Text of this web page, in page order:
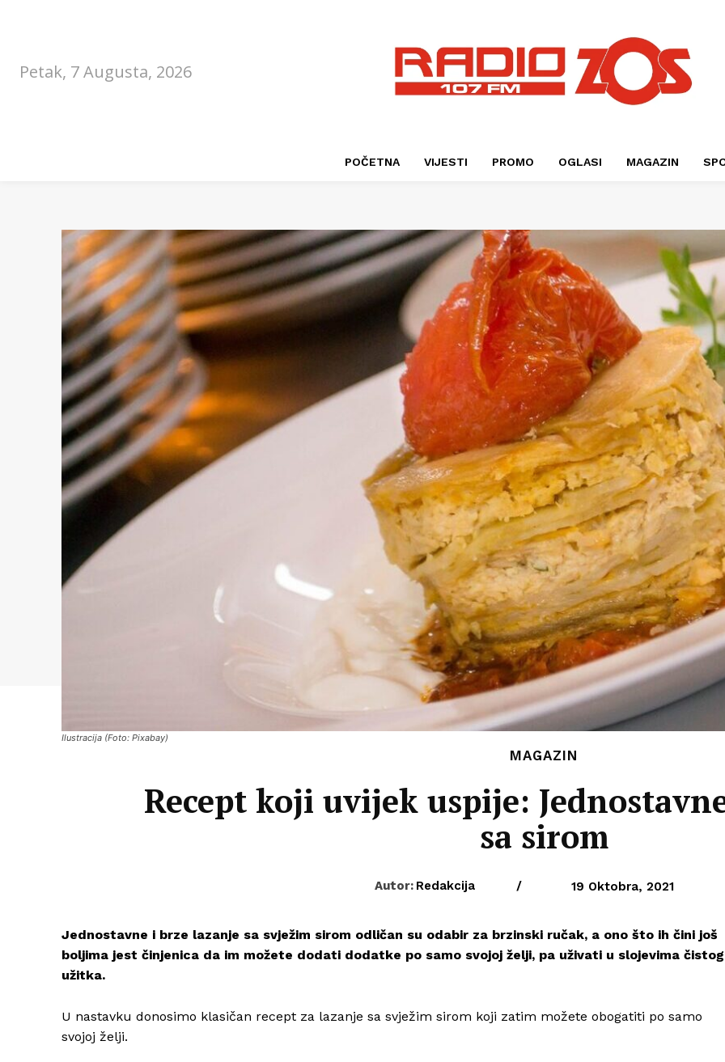
Petak, 7 Augusta, 2026
POČETNA VIJESTI PROMO OGLASI MAGAZIN
Ilustracija (Foto: Pixabay)
MAGAZIN
Recept koji uvijek uspije:
sa sirom
Autor: Redakcija / 19 Oktobra, 2021
Jednostavne i brze lazanje sa svježim sirom odličan su odabir za brzinski ručak, a ono što ih čini još
boljima jest činjenica da im možete dodati dodatke po samo svojoj želji, pa uživati u slojevima čistog
užitka.
U nastavku donosimo klasičan recept za lazanje sa svježim sirom koji zatim možete obogatiti po samo
svojoj želji.